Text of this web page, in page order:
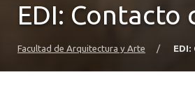
EDI:
Facultad de Arquitectura y Arte /